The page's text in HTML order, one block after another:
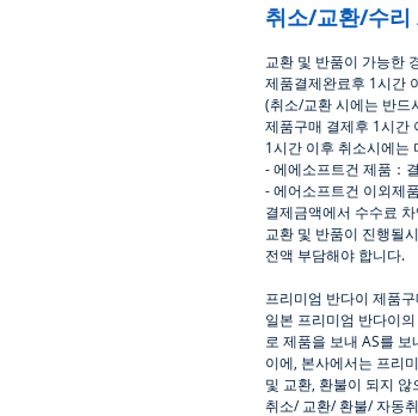
취소/교환/수리
교환 및 반품이 가능한
제품결제완료후 1시간
(취소/교환 시에는 반드
제품구매 결제후 1시간
1시간 이후 취소시에는
-에에소프트건 제품 ：
-에어소프트건 이외제품
결제금액에서 수수료
교환 및 반품이 진행될시
전액 부담해야 합니다.
프리미엄 반다이 제품
일본 프리미엄 반다이
로 제품을 보내 AS를
이에, 본사에서는 프리
및 교환, 환불이 되지
취소/ 교환/환불/자동